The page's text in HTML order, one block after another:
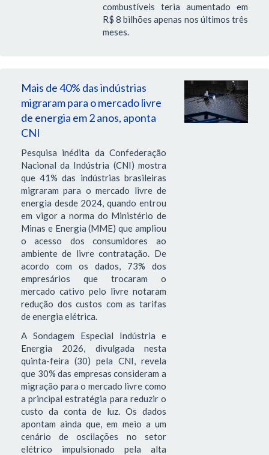
combustíveis teria aumentado em
R$ 8 bilhões apenas nos últimos três
meses.
Mais de 40% das indústrias
migraram para o mercado livre
de energia em 2 anos, aponta
CNI
Pesquisa inédita da Confederação
Nacional da Indústria (CNI) mostra
que 41% das indústrias brasileiras
migraram para o mercado livre de
energia desde 2024, quando entrou
em vigor a norma do Ministério de
Minas e Energia (MME) que ampliou
o acesso dos consumidores ao
ambiente de livre contratação. De
acordo com os dados, 73% dos
empresários que trocaram o
mercado cativo pelo livre notaram
redução dos custos com as tarifas
de energia elétrica.
A Sondagem Especial Indústria e
Energia 2026, divulgada nesta
quinta-feira (30) pela CNI, revela
que 30% das empresas consideram a
migração para o mercado livre como
a principal estratégia para reduzir o
custo da conta de luz. Os dados
apontam ainda que, em meio a um
cenário de oscilações no setor
elétrico impulsionado pela alta